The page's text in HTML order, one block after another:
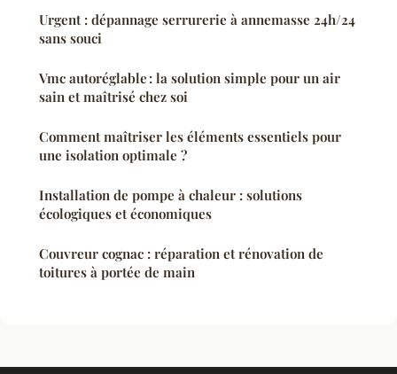
Urgent : dépannage serrurerie à annemasse 24h/24
sans souci
Vmc autoréglable : la solution simple pour un air
sain et maîtrisé chez soi
Comment maîtriser les éléments essentiels pour
une isolation optimale ?
Installation de pompe à chaleur : solutions
écologiques et économiques
Couvreur cognac : réparation et rénovation de
toitures à portée de main